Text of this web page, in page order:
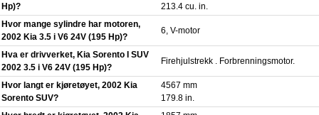
Hp)?
213.4 cu. in.
Hvor mange sylindre har motoren,
2002 Kia 3.5 i V6 24V (195 Hp)?
6, V-motor
Hva er drivverket, Kia Sorento I SUV
2002 3.5 i V6 24V (195 Hp)?
Firehjulstrekk . Forbrenningsmotor.
Hvor langt er kjøretøyet, 2002 Kia
Sorento SUV?
4567 mm
179.8 in.